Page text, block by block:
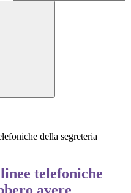
della segreteria
telefoniche